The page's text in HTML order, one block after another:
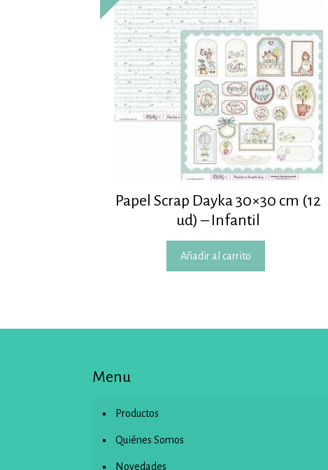
Papel Scrap Dayka 30×30 cm (12
ud) – Infantil
Añadir al carrito
Menu
Productos
Quiénes Somos
Novedades